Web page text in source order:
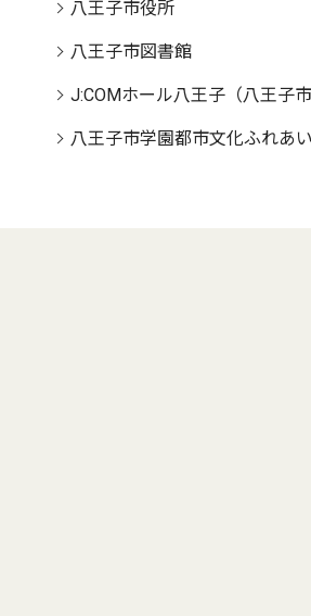
八王子市役所
八王子市図書館
J:COMホール八王子（八王子市
八王子市学園都市文化ふれあ